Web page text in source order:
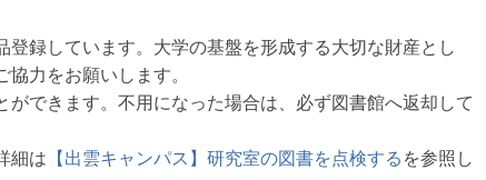
録しています。大学の基盤を形成する大切な財産とし
力をお願いします。
できます。不用になった場合は、必ず図書館へ返却して
細は 【出雲キャンパス】研究室の図書を点検する を参照し